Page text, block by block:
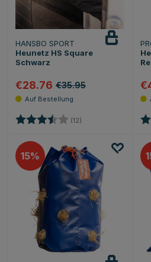
HANSBO SPORT
Heunetz HS Square
Schwarz
€28.76 €35.95
Bewertung: (12) 3.4 von 5 Sternen
15